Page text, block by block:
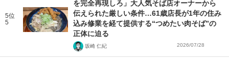
5位
5
を完全再現しろ」大人気そば店オーナーから
伝えられた厳しい条件…61歳店長が1年の住み
込み修業を経て提供する“つめたい肉そば”の
正体に迫る
坂崎 仁紀 2026/07/28